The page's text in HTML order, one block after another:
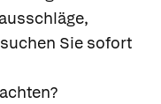
Sie sofort